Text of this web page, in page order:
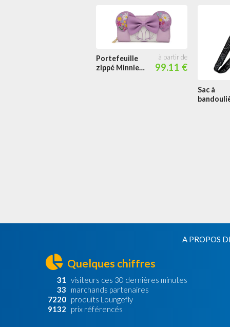
Portefeuille
zippé Minnie
99.11 €
Sac à
A PROPOS
Quelques chiffres
31 visiteurs ces 30 dernières minutes
33
marchands partenaires
7220 produits Loungefly
9132
prix référencés